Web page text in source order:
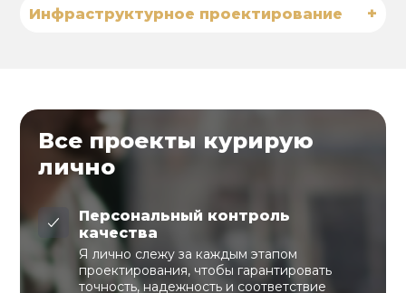
Инфраструктурное проектирование +
Все проекты курирую
лично
Персональный контроль
качества
Я лично слежу за каждым этапом
проектирования, чтобы гарантировать
точность, надежность и соответствие